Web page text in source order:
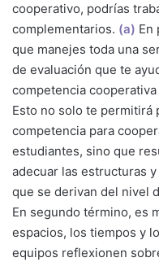
cooperativo, podrías
complementarios. (a) En
que manejes toda una
de evaluación que te
competencia
Esto no solo te permitirá
competencia para
estudiantes, sino que
adecuar las estructuras
que se derivan del nivel
En segundo término, es
espacios, los tiempos y
equipos reflexionen